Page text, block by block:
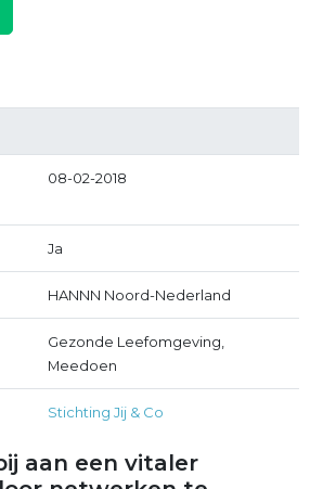
08-02-2018
Ja
HANNN Noord-Nederland
Gezonde Leefomgeving,
Meedoen
Stichting Jij & Co
aan een vitaler